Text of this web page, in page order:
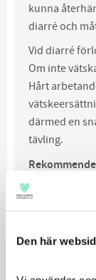
Den här
kunna
diarré och
Vid diarré
Om inte
Hårt
därmed en
tävling.
Mag-
bil, tåg,